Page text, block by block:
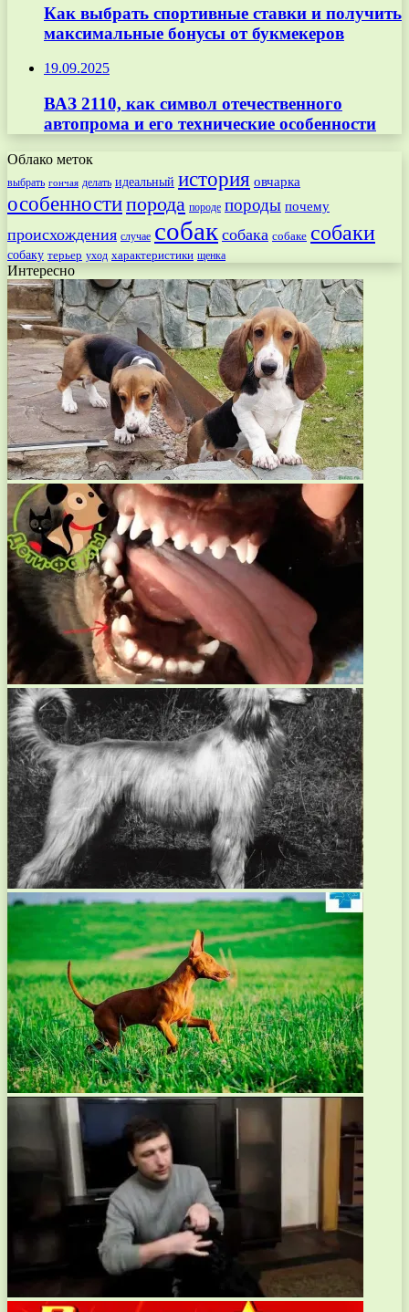
Как выбрать спортивные ставки и получить
максимальные бонусы от букмекеров
19.09.2025
ВАЗ 2110, как символ отечественного
автопрома и его технические особенности
Облако меток
выбрать гончая делать идеальный история овчарка
особенностипорода породе породы почему
происхождения случае собак собака собаке собаки
собаку терьер уход характеристики щенка
Интересно